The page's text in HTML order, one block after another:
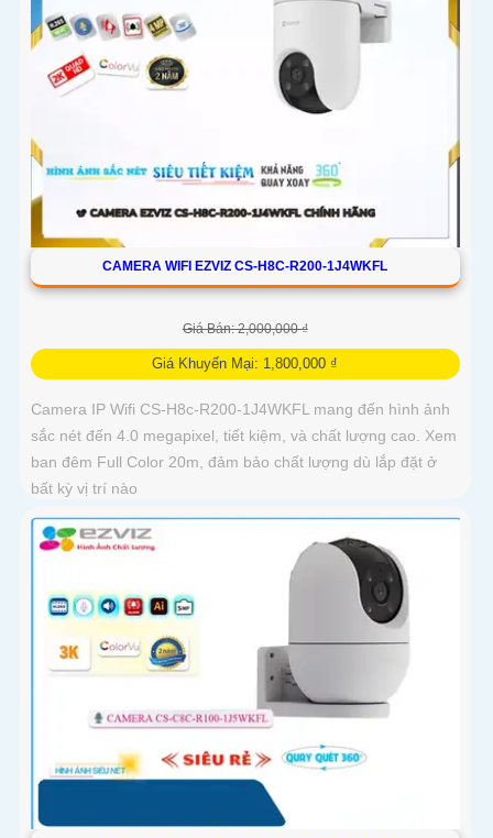
CAMERA WIFI EZVIZ CS-H8C-R200-1J4WKFL
Giá Bán: 2,000,000 ₫
Giá Khuyến Mại: 1,800,000 ₫
Camera IP Wifi CS-H8c-R200-1J4WKFL mang đến hình ảnh
sắc nét đến 4.0 megapixel, tiết kiệm, và chất lượng cao. Xem
ban đêm Full Color 20m, đảm bảo chất lượng dù lắp đặt ở
bất kỳ vị trí nào